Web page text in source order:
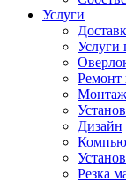
Услуги
Услуги
Ремонт
Дизайн
Резка